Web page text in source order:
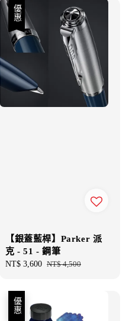
優惠
【銀蓋藍桿】Parker 派
克 - 51 - 鋼筆
Sale
NT$ 3,600 Regular
NT$ 4,500
優惠